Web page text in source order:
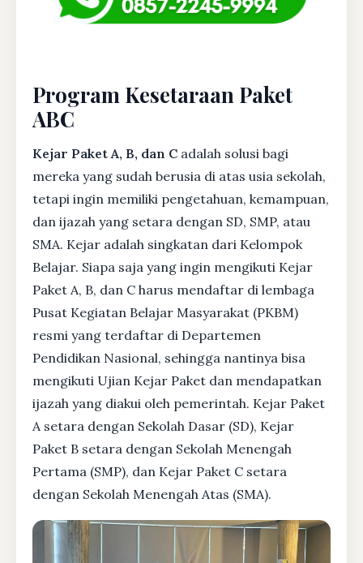
Program Kesetaraan Paket
ABC
Kejar Paket A, B, dan C adalah solusi bagi
mereka yang sudah berusia di atas usia sekolah,
tetapi ingin memiliki pengetahuan, kemampuan,
dan ijazah yang setara dengan SD, SMP, atau
SMA. Kejar adalah singkatan dari Kelompok
Belajar. Siapa saja yang ingin mengikuti Kejar
Paket A, B, dan C harus mendaftar di lembaga
Pusat Kegiatan Belajar Masyarakat (PKBM)
resmi yang terdaftar di Departemen
Pendidikan Nasional, sehingga nantinya bisa
mengikuti Ujian Kejar Paket dan mendapatkan
ijazah yang diakui oleh pemerintah. Kejar Paket
A setara dengan Sekolah Dasar (SD), Kejar
Paket B setara dengan Sekolah Menengah
Pertama (SMP), dan Kejar Paket C setara
dengan Sekolah Menengah Atas (SMA).